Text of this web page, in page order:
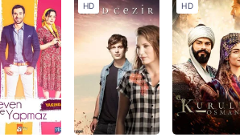
HD HD